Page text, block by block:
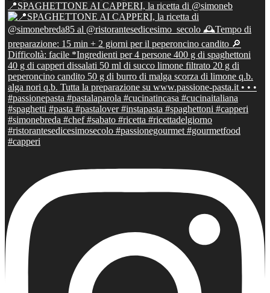
📍SPAGHETTONE AI CAPPERI, la ricetta di @simoneb